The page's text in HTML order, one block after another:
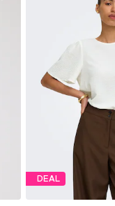
DEAL